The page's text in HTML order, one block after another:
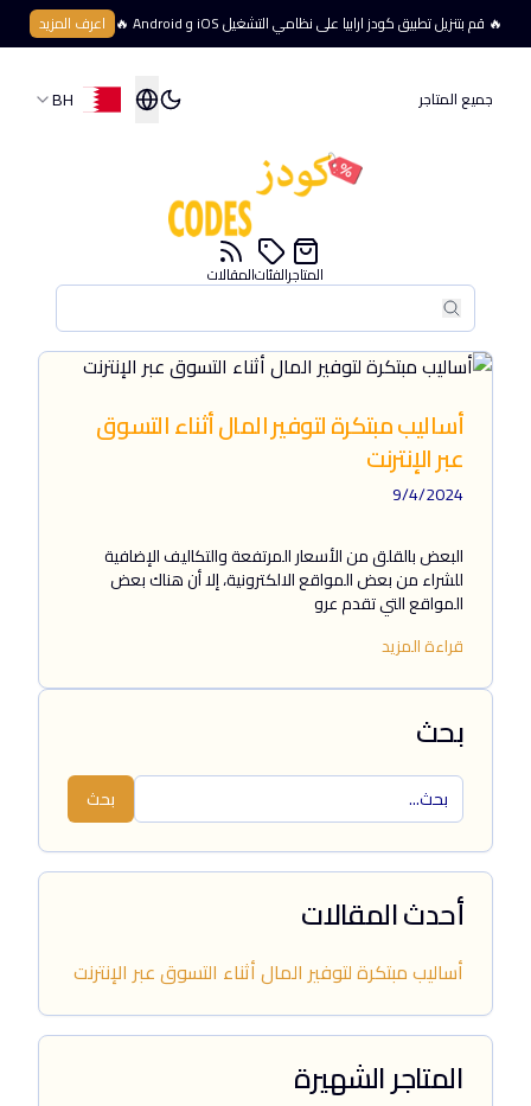
🔥 قم بتنزيل تطبيق كودز ارابيا على نظامي التشغيل iOS و Android 🔥 اعرف المزيد
جميع المتاجر BH
بحث
بحث
المتاجرالفئاتالمقالات
أساليب مبتكرة لتوفير المال أثناء التسوق
عبر الإنترنت
9/4/2024
البعض بالقلق من الأسعار المرتفعة والتكاليف الإضافية
للشراء من بعض المواقع الالكترونية، إلا أن هناك بعض
المواقع التي تقدم عرو
قراءة المزيد
بحث
بحث
أحدث المقالات
أساليب مبتكرة لتوفير المال أثناء التسوق عبر الإنترنت
المتاجر الشهيرة